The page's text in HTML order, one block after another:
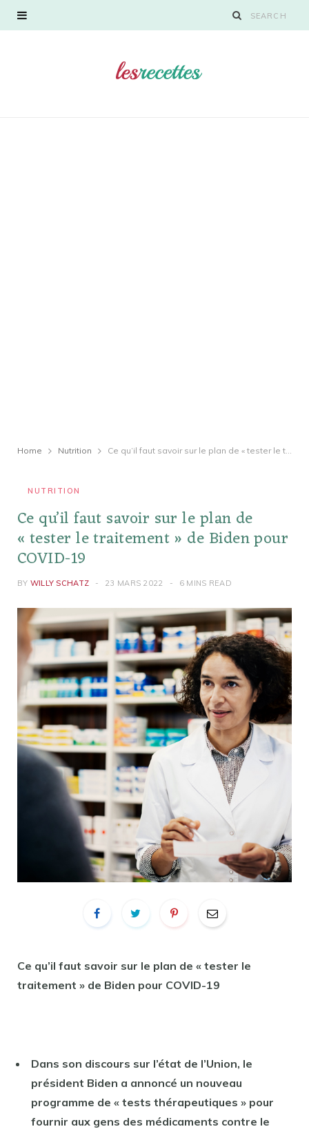
Home Nutrition Ce qu’il faut savoir sur le plan de « tester le traitement » de Biden pour COVID-19
NUTRITION
Ce qu’il faut savoir sur le plan de
« tester le traitement » de Biden pour
COVID-19
BY WILLY SCHATZ 23 MARS 2022 6 MINS READ
Ce qu’il faut savoir sur le plan de « tester le
traitement » de Biden pour COVID-19
Dans son discours sur l’état de l’Union, le
président Biden a annoncé un nouveau
programme de « tests thérapeutiques » pour
fournir aux gens des médicaments contre le